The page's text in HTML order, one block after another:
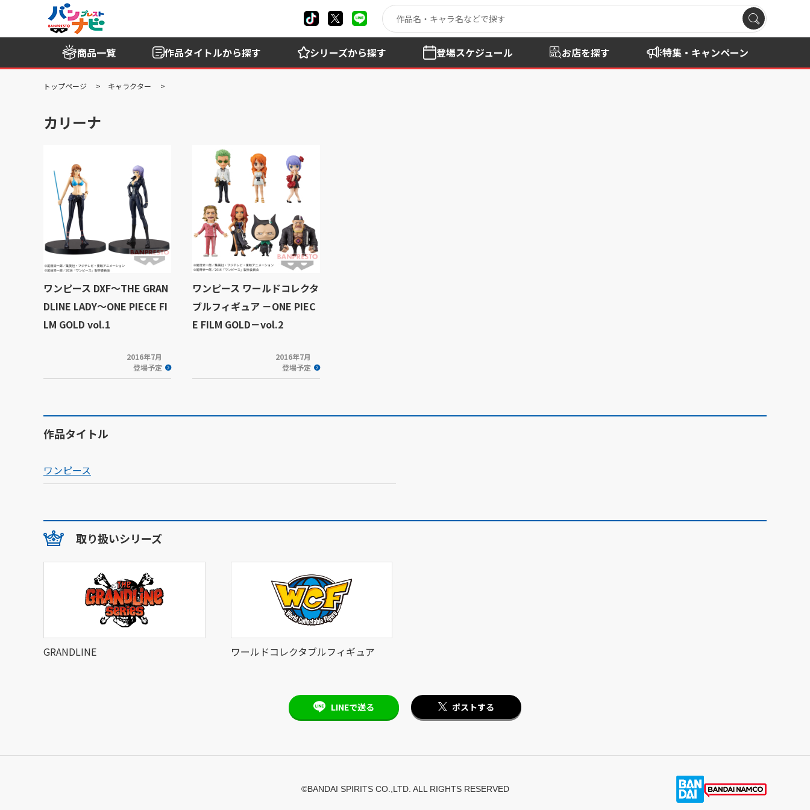
商品一覧 作品タイトルから探す シリーズから探す 登場スケジュール お店を探す 特集・キャンペーン
トップページ キャラクター
カリーナ
ワンピース DXF～THE GRAN
DLINE LADY～ONE PIECE FI
LM GOLD vol.1
2016年7月
登場予定
ワンピース ワールドコレクタ
ブルフィギュア －ONE PIEC
E FILM GOLD－vol.2
2016年7月
登場予定
作品タイトル
ワンピース
取り扱いシリーズ
GRANDLINE ワールドコレクタブルフィギュア
LINEで送る ポストする
©BANDAI SPIRITS CO.,LTD. ALL RIGHTS RESERVED